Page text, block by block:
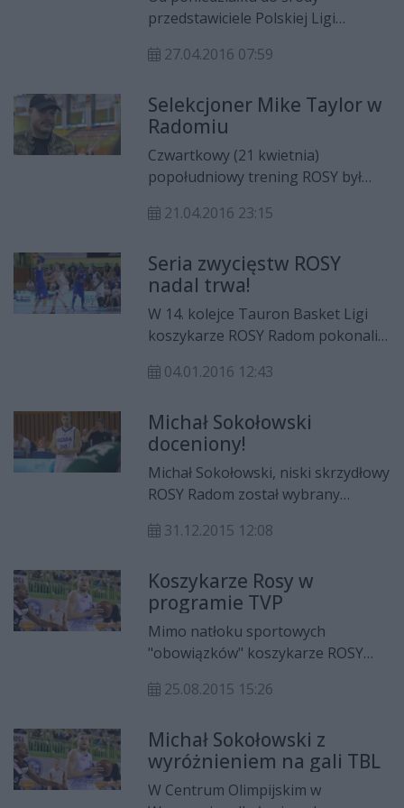
zwycięstw ROSA Radom prowadzi
2:1.
przedstawiciele Polskiej Ligi
strony internetowej prezentują
oficjalne nagrody Tauron Basket
Ligi za sezon zasadniczy 2015/2016:
27.04.2016 07:59
Selekcjoner Mike Taylor w
Radomiu
Czwartkowy (21 kwietnia)
popołudniowy trening ROSY był
selekcjonera reprezentacji Polski w
Taylora, który odwiedził Radom i
przyglądał się treningowi
radomskiej ekipy.
21.04.2016 23:15
Seria zwycięstw ROSY
nadal trwa!
W 14. kolejce Tauron Basket Ligi
koszykarze ROSY Radom pokonali
79:71. Liderami radomian byli
ta wygrana to zasługa całej
drużyny.
04.01.2016 12:43
Michał Sokołowski
doceniony!
Michał Sokołowski, niski skrzydłowy
ROSY Radom został wybrany
Tauron Basket Ligi. Radomianie
Góra 88:86.
31.12.2015 12:08
Koszykarze Rosy w
programie TVP
Mimo natłoku sportowych
"obowiązków" koszykarze ROSY
Sokołowski skorzystali
i w minioną sobotę wzięli udział
w jednym z odcinków trzeciej już
serii programu "Mali Światowcy"
25.08.2015 15:26
Michał Sokołowski z
wyróżnieniem na gali TBL
W Centrum Olimpijskim w